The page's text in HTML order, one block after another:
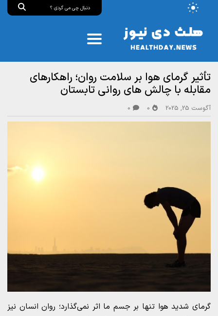
تأثیر گرمای هوا بر سلامت روان؛ راهکارهای
مقابله با چالش‌ های روانی تابستان
آگوست 25, 2025 0
0
گرمای شدید هوا تنها بر جسم ما اثر نمی‌گذارد؛ روان انسان نیز